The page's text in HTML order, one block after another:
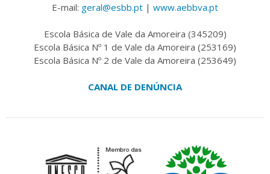
E-mail: geral@esbb.pt | www.aebbva.pt
Escola Básica de Vale da Amoreira (345209)
Escola Básica Nº 1 de Vale da Amoreira (253169)
Escola Básica Nº 2 de Vale da Amoreira (253649)
CANAL DE DENÚNCIA